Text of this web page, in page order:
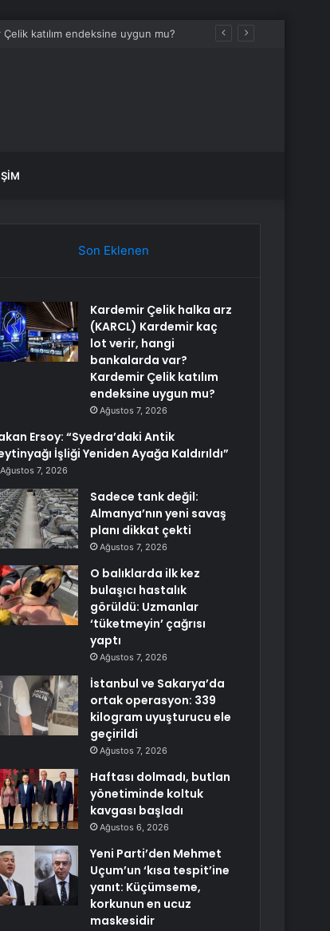
katılım endeksine uygun mu?
Son Eklenen
Kardemir Çelik halka arz
(KARCL) Kardemir kaç
lot verir, hangi
bankalarda var?
Kardemir Çelik katılım
endeksine uygun mu?
Ağustos 7, 2026
Ersoy: “Syedra’daki Antik
İşliği Yeniden Ayağa Kaldırıldı”
Ağustos 7, 2026
Sadece tank değil:
Almanya’nın yeni savaş
planı dikkat çekti
Ağustos 7, 2026
O balıklarda ilk kez
bulaşıcı hastalık
görüldü: Uzmanlar
‘tüketmeyin’ çağrısı
yaptı
Ağustos 7, 2026
İstanbul ve Sakarya’da
ortak operasyon: 339
kilogram uyuşturucu ele
geçirildi
Ağustos 7, 2026
Haftası dolmadı, butlan
yönetiminde koltuk
kavgası başladı
Ağustos 6, 2026
Yeni Parti’den Mehmet
Uçum’un ‘kısa tespit’ine
yanıt: Küçümseme,
korkunun en ucuz
maskesidir